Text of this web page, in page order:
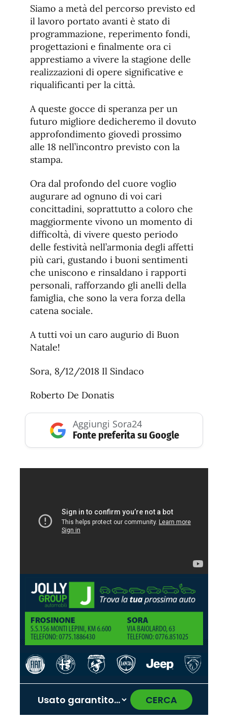
Siamo a metà del percorso previsto ed
il lavoro portato avanti è stato di
programmazione, reperimento fondi,
progettazioni e finalmente ora ci
apprestiamo a vivere la stagione delle
realizzazioni di opere significative e
riqualificanti per la città.
A queste gocce di speranza per un
futuro migliore dedicheremo il dovuto
approfondimento giovedì prossimo
alle 18 nell’incontro previsto con la
stampa.
Ora dal profondo del cuore voglio
augurare ad ognuno di voi cari
concittadini, soprattutto a coloro che
maggiormente vivono un momento di
difficoltà, di vivere questo periodo
delle festività nell’armonia degli affetti
più cari, gustando i buoni sentimenti
che uniscono e rinsaldano i rapporti
personali, rafforzando gli anelli della
famiglia, che sono la vera forza della
catena sociale.
A tutti voi un caro augurio di Buon
Natale!
Sora, 8/12/2018 Il Sindaco
Roberto De Donatis
Aggiungi Sora24
Fonte preferita su Google
CERCA
‹ ›